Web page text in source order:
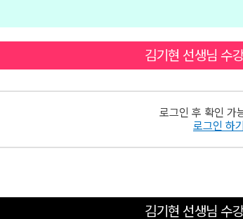
김기현 선생님 수
로그인 후 확인 가
로그인 하기
김기현 선생님 수